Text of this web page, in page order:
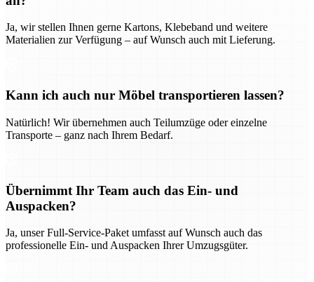
Ja, wir stellen Ihnen gerne Kartons, Klebeband und weitere
Materialien zur Verfügung – auf Wunsch auch mit Lieferung.
Kann ich auch nur Möbel transportieren lassen?
Natürlich! Wir übernehmen auch Teilumzüge oder einzelne
Transporte – ganz nach Ihrem Bedarf.
Übernimmt Ihr Team auch das Ein- und
Auspacken?
Ja, unser Full-Service-Paket umfasst auf Wunsch auch das
professionelle Ein- und Auspacken Ihrer Umzugsgüter.